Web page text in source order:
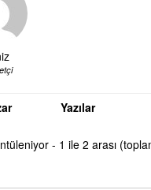
Yazılar
- 1 ile 2 arası